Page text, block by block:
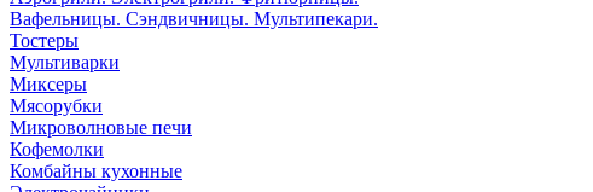
Вафельницы. Сэндвичницы. Мультипекари.
Тостеры
Мультиварки
Миксеры
Мясорубки
Микроволновые печи
Кофемолки
Комбайны кухонные